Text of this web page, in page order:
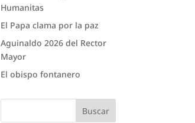
Humanitas
El Papa clama por la paz
Aguinaldo 2026 del Rector
Mayor
El obispo fontanero